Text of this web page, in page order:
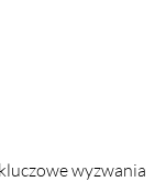
wyzwania